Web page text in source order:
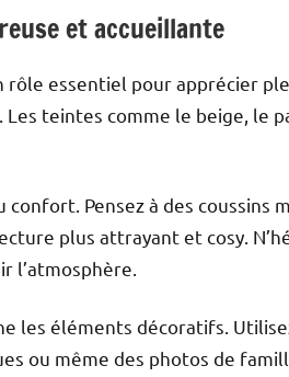
et accueillante
rôle essentiel pour apprécier
teintes comme le beige, le
Pensez à des
plus attrayant et cosy.
l’atmosphère.
les éléments décoratifs.
ou même des photos de